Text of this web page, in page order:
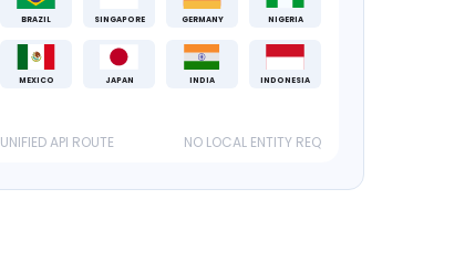
BRAZIL SINGAPORE GERMANY NIGERIA
MEXICO JAPAN INDIA INDONESIA
UNIFIED API ROUTE NO LOCAL ENTITY REQ